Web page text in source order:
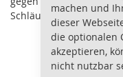
machen und
dieser
die optionalen
akzeptieren,
nicht nutzbar
Schläuche.